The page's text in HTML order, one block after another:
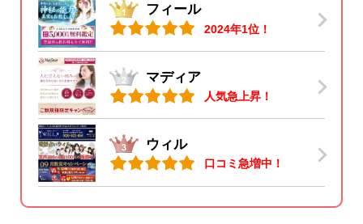
フィール
2024年1位！
マディア
人気急上昇！
ウィル
口コミ急増中！